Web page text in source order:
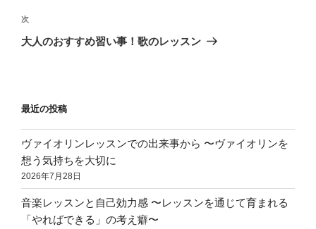
ビ
ゲ
ン
稿
次
の
次
大人のおすすめ習い事！歌のレッスン
最近の投稿
ヴァイオリンレッスンでの出来事から 〜ヴァイオリンを
想う気持ちを大切に
2026年7月28日
音楽レッスンと自己効力感 〜レッスンを通じて育まれる
「やればできる」の考え癖〜